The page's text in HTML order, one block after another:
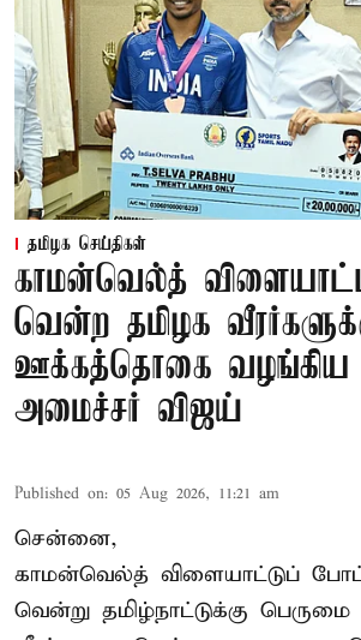
தமிழக செய்திகள்
காமன்வெல்த்
வென்ற தமிழக
ஊக்கத்தொகை வழங்கிய
அமைச்சர் விஜய்
Published on: 05 Aug 2026, 11:21 am
சென்னை,
காமன்வெல்த் விளையாட்டுப்
வென்று தமிழ்நாட்டுக்கு